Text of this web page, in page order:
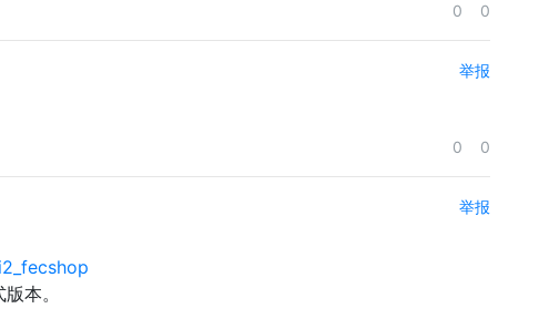
0 0
举报
0 0
举报
本。